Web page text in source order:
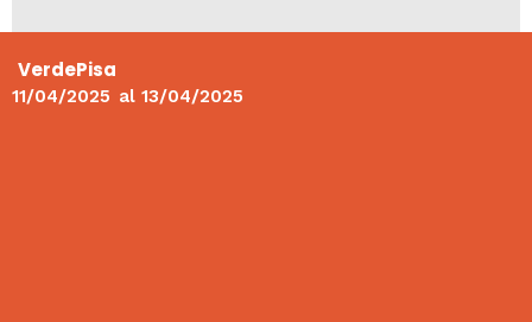
VerdePisa
11/04/2025 al 13/04/2025